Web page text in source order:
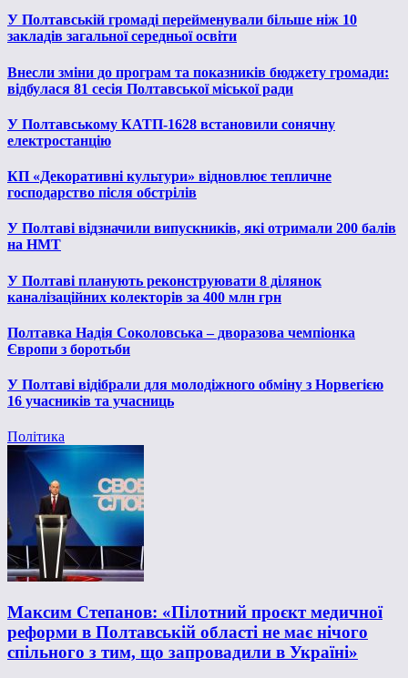
У Полтавській громаді перейменували більше ніж 10
закладів загальної середньої освіти
Внесли зміни до програм та показників бюджету громади:
відбулася 81 сесія Полтавської міської ради
У Полтавському КАТП-1628 встановили сонячну
електростанцію
КП «Декоративні культури» відновлює тепличне
господарство після обстрілів
У Полтаві відзначили випускників, які отримали 200 балів
на НМТ
У Полтаві планують реконструювати 8 ділянок
каналізаційних колекторів за 400 млн грн
Полтавка Надія Соколовська – дворазова чемпіонка
Європи з боротьби
У Полтаві відібрали для молодіжного обміну з Норвегією
16 учасників та учасниць
Політика
Максим Степанов: «Пілотний проєкт медичної
реформи в Полтавській області не має нічого
спільного з тим, що запровадили в Україні»